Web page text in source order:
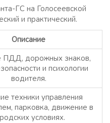
ГС на Голосеевской
и практический.
Описание
ПДД, дорожных знаков,
и психологии
водителя.
техники управления
парковка, движение в
условиях.